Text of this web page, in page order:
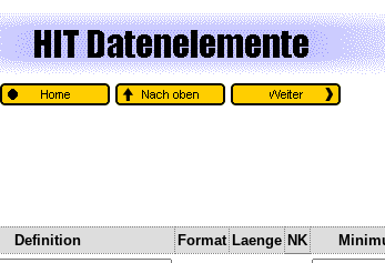
Definition Format Laenge NK